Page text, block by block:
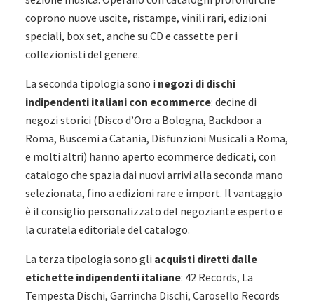
coprono nuove uscite, ristampe, vinili rari, edizioni
speciali, box set, anche su CD e cassette per i
collezionisti del genere.
La seconda tipologia sono i negozi di dischi
indipendenti italiani con ecommerce: decine di
negozi storici (Disco d’Oro a Bologna, Backdoor a
Roma, Buscemi a Catania, Disfunzioni Musicali a Roma,
e molti altri) hanno aperto ecommerce dedicati, con
catalogo che spazia dai nuovi arrivi alla seconda mano
selezionata, fino a edizioni rare e import. Il vantaggio
è il consiglio personalizzato del negoziante esperto e
la curatela editoriale del catalogo.
La terza tipologia sono gli acquisti diretti dalle
etichette indipendenti italiane: 42 Records, La
Tempesta Dischi, Garrincha Dischi, Carosello Records